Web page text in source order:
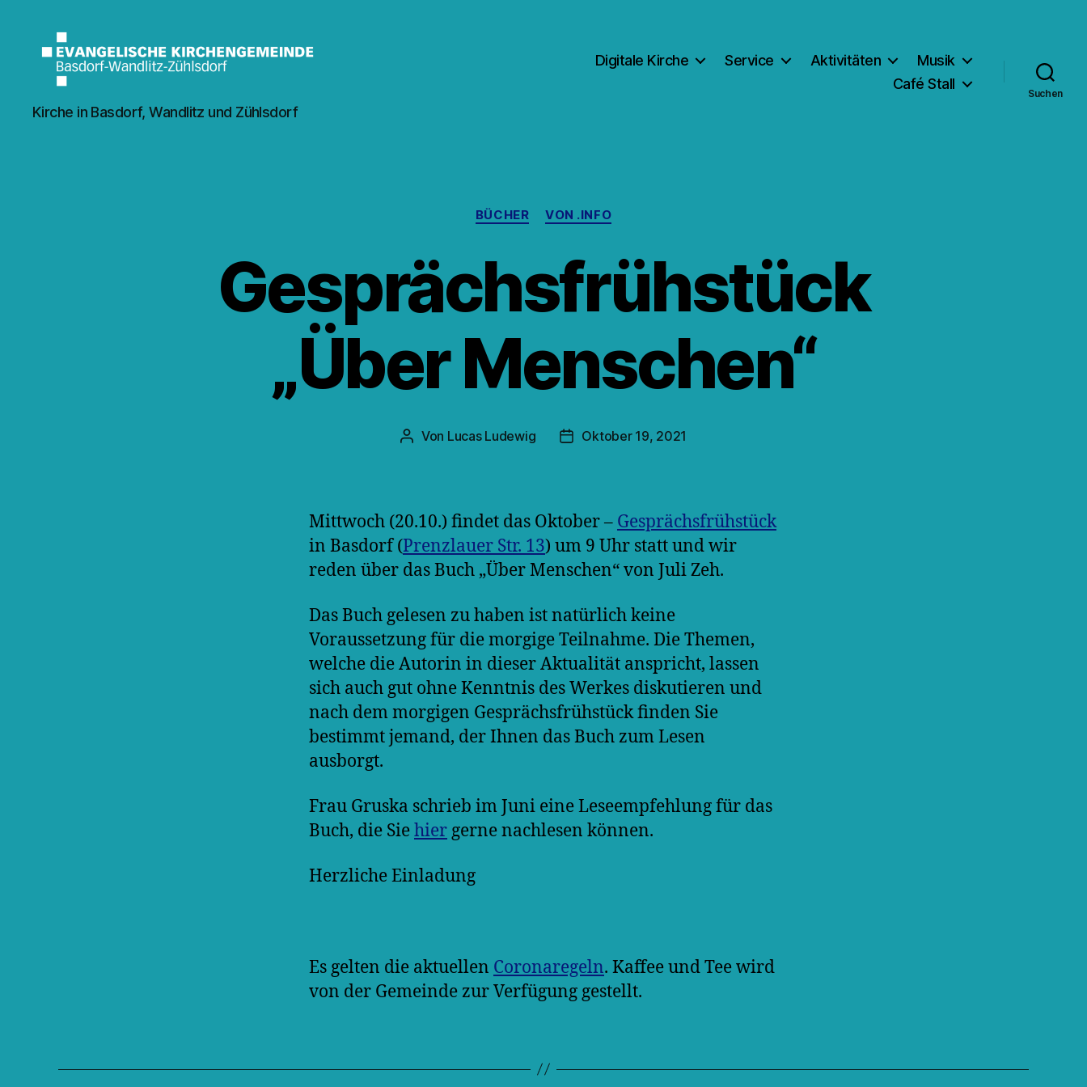
Kirche
Wandlitz
Kirche in Basdorf, Wandlitz und Zühlsdorf
Digitale Kirche Service Aktivitäten
Musik
Café Stall
Suchen
Kategorien
BÜCHER VON .INFO
Gesprächsfrühstück
„Über Menschen“
Beitragsautor
Von Lucas Ludewig Veröffentlichungsdatum
Oktober 19, 2021
Mittwoch (20.10.) findet das Oktober – Gesprächsfrühstück
in Basdorf (Prenzlauer Str. 13) um 9 Uhr statt und wir
reden über das Buch „Über Menschen“ von Juli Zeh.
Das Buch gelesen zu haben ist natürlich keine
Voraussetzung für die morgige Teilnahme. Die Themen,
welche die Autorin in dieser Aktualität anspricht, lassen
sich auch gut ohne Kenntnis des Werkes diskutieren und
nach dem morgigen Gesprächsfrühstück finden Sie
bestimmt jemand, der Ihnen das Buch zum Lesen
ausborgt.
Frau Gruska schrieb im Juni eine Leseempfehlung für das
Buch, die Siehier gerne nachlesen können.
Herzliche Einladung
Es gelten die aktuellen Coronaregeln. Kaffee und Tee wird
von der Gemeinde zur Verfügung gestellt.